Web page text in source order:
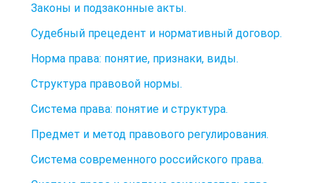
Законы и подзаконные акты.
Судебный прецедент и нормативный договор.
Норма права: понятие, признаки, виды.
Структура правовой нормы.
Система права: понятие и структура.
Предмет и метод правового регулирования.
Система современного российского права.